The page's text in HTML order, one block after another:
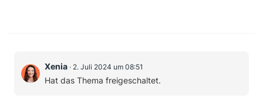
Xenia 2. Juli 2024 um 08:51
Hat das Thema freigeschaltet.